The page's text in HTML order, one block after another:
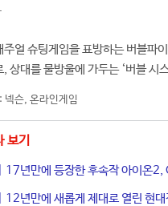
주얼 슈팅게임을 표방하는 버블파
상대를 물방울에 가두는 ‘버블 시
: 넥슨, 온라인게임
보기
17년만에 등장한 후속작 아이온
12년만에 새롭게 제대로 열린 현